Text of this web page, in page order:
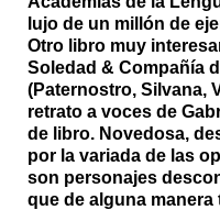
lujo de un millón de
Otro libro muy
Soledad & Compañía
(Paternostro, Silvana,
retrato a voces de
de libro. Novedosa,
por la variada de las
son personajes
que de alguna